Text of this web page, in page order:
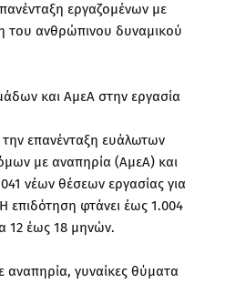
εργαζομένων με
του ανθρώπινου δυναμικού
και ΑμεΑ στην εργασία
επανένταξη ευάλωτων
με αναπηρία (ΑμεΑ) και
νέων θέσεων εργασίας για
επιδότηση φτάνει έως 1.004
12 έως 18 μηνών.
αναπηρία, γυναίκες θύματα